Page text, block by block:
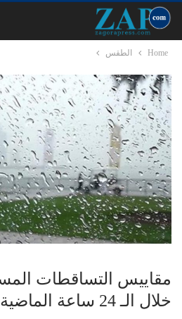
Home الطقس
مقاييس التساقطات
خلال الـ 24 ساعة الماضية